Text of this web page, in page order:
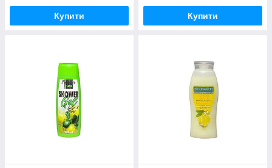
Купити Купити